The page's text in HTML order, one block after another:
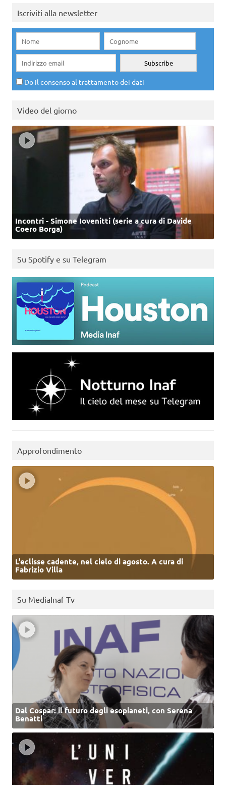
Iscriviti alla newsletter
Do il consenso al trattamento dei dati
Video del giorno
Incontri - Simone Iovenitti (serie a cura di Davide
Coero Borga)
Su Spotify e su Telegram
Approfondimento
L’eclisse cadente, nel cielo di agosto. A cura di
Fabrizio Villa
Su MediaInaf Tv
Dal Cospar: il futuro degli esopianeti, con Serena
Benatti